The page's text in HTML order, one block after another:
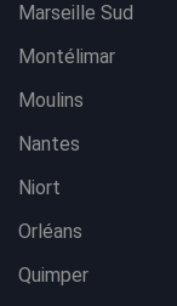
Marseille Sud
Montélimar
Moulins
Nantes
Niort
Orléans
Quimper